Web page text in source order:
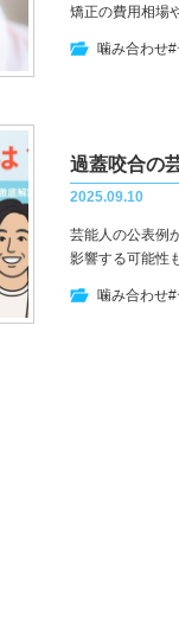
矯正の費用相場
噛み合わせ#
過蓋咬合の
2025.09.10
芸能人の公表例
影響する可能性
噛み合わせ#